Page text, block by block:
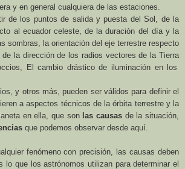
y en general cualquiera de las estaciones.
de los puntos de salida y puesta del Sol, de la
al ecuador celeste,de la duración del día y la
sombras, l a orientación del eje terrestre respecto
la dirección de los radios vectores de la Tierra
El cambio drástico de iluminación en los
y otros más, pueden ser válidos para definir el
a aspectos técnicos de la órbita terrestre y la
en ella, que son las causas de la situación,
que podemos observar desde aquí.
fenómeno con precisión, las causas deben
que los astrónomos utilizan para determinar el